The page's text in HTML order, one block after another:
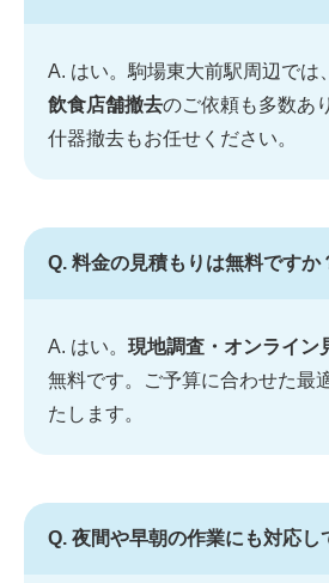
A. はい。駒場東大前駅周辺では、
飲食店舗撤去のご依頼も多数あ
什器撤去もお任せください。
Q. 料金の見積もりは無料ですか
A. はい。 現地調査・オンライン
無料です。ご予算に合わせた最
たします。
Q. 夜間や早朝の作業にも対応し